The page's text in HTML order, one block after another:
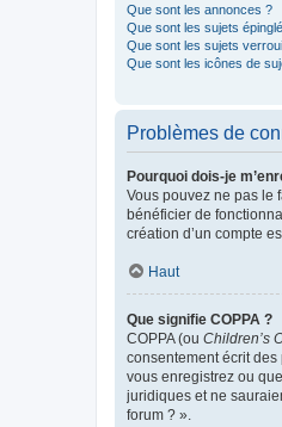
Que sont les annonces ?
Que sont les sujets
Que sont les sujets
Que sont les icônes de
Problèmes de
Pourquoi dois-je
Vous pouvez ne pas le
bénéficier de
création d’un compte
Haut
Que signifie COPPA ?
COPPA (ou Children’s
consentement écrit des
vous enregistrez ou
juridiques et ne
forum ? ».